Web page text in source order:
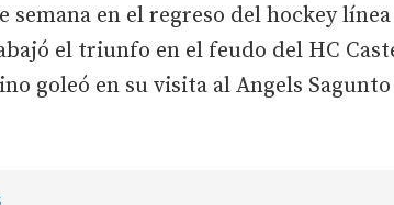
semana en el regreso del hockey
el triunfo en el feudo del HC
goleó en su visita al Angels Sagunto